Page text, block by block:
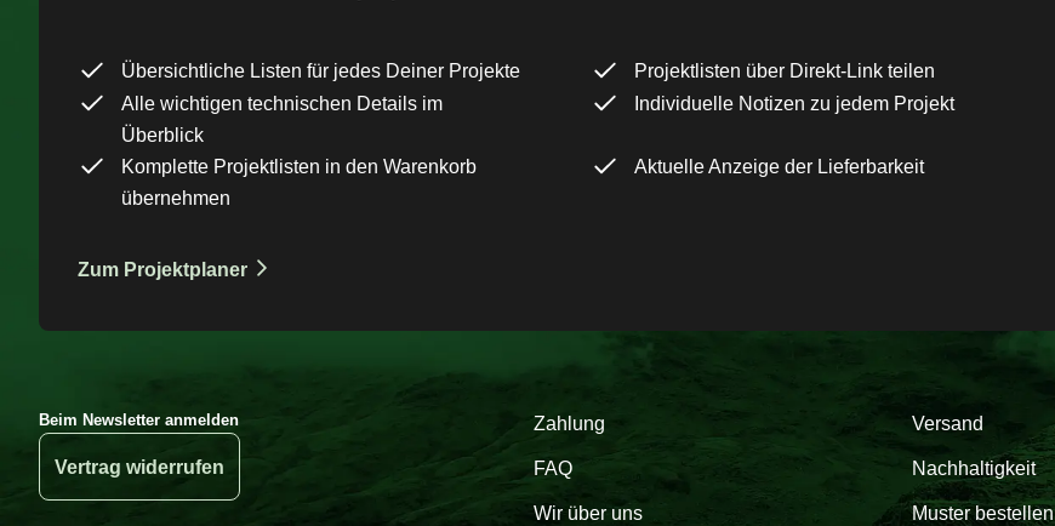
Übersichtliche Listen für jedes Deiner Projekte
Projektlisten über Direkt-Link teilen
Alle wichtigen technischen Details im
Überblick
Individuelle Notizen zu jedem Projekt
Komplette Projektlisten in den Warenkorb
übernehmen
Aktuelle Anzeige der Lieferbarkeit
Zum Projektplaner
Beim Newsletter anmelden
Vertrag widerrufen
Zahlung Versand
FAQ Nachhaltigkeit
Wir über uns Muster bestellen